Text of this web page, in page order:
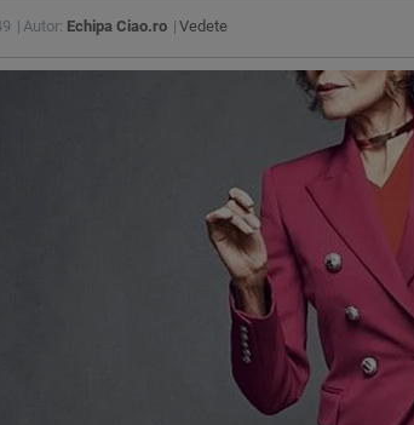
Autor: Echipa Ciao.ro Vedete